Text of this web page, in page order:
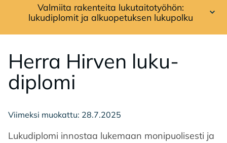
Avaa sivuvalikko
Valmiita rakenteita lukutaitotyöhön:
lukudiplomit ja alkuopetuksen lukupolku
Her­ra Hir­ven lu­ku­
diplo­mi
Viimeksi muokattu: 28.7.2025
Lukudiplomi innostaa lukemaan monipuolisesti ja